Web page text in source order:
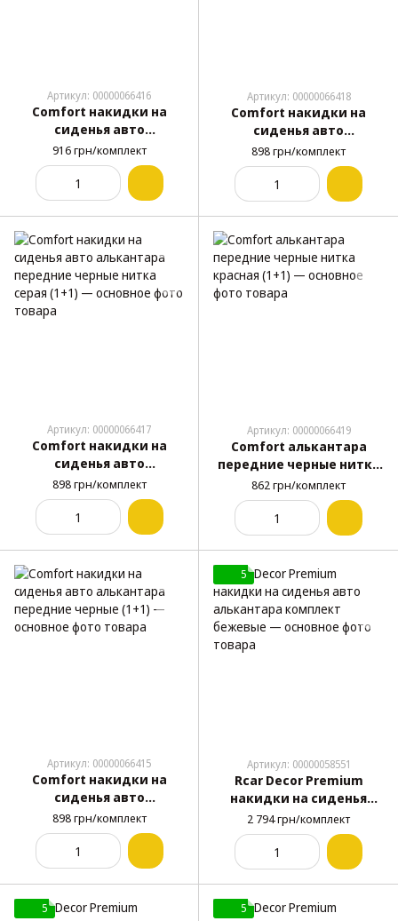
Артикул: 00000066416
Comfort накидки на
сиденья авто
алькантара передние
серые (1+1)
916 грн/комплект
Артикул: 00000066418
Comfort накидки на
сиденья авто
алькантара передние
черные нитка синяя (1+1)
898 грн/комплект
Артикул: 00000066417
Comfort накидки на
сиденья авто
алькантара передние
черные нитка серая (1+1)
898 грн/комплект
Артикул: 00000066419
Comfort алькантара
передние черные нитка
красная (1+1)
862 грн/комплект
Артикул: 00000066415
Comfort накидки на
сиденья авто
алькантара передние
черные (1+1)
898 грн/комплект
5
Артикул: 00000058551
Rcar Decor Premium
накидки на сиденья
авто алькантара
комплект бежевые
2 794 грн/комплект
5 5